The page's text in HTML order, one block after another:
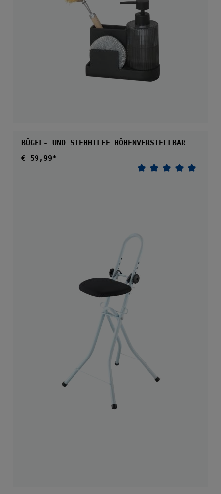
BÜGEL- UND STEHHILFE HÖHENVERSTELLBAR
Regulärer Preis:
€ 59,99*